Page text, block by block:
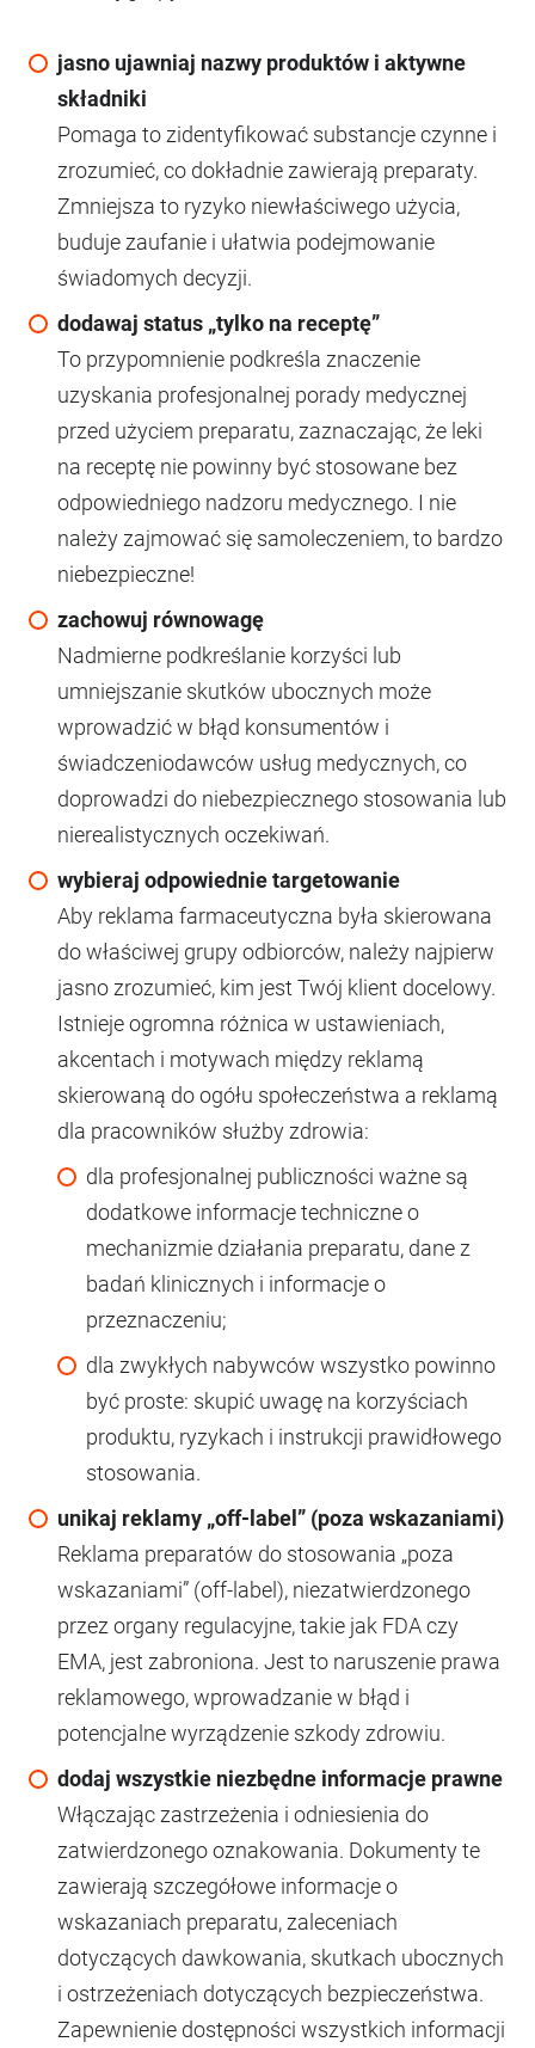
jasno ujawniaj nazwy produktów i aktywne
składniki
Pomaga to zidentyfikować substancje czynne i
zrozumieć, co dokładnie zawierają preparaty.
Zmniejsza to ryzyko niewłaściwego użycia,
buduje zaufanie i ułatwia podejmowanie
świadomych decyzji.
dodawaj status „tylko na receptę”
To przypomnienie podkreśla znaczenie
uzyskania profesjonalnej porady medycznej
przed użyciem preparatu, zaznaczając, że leki
na receptę nie powinny być stosowane bez
odpowiedniego nadzoru medycznego. I nie
należy zajmować się samoleczeniem, to bardzo
niebezpieczne!
zachowuj równowagę
Nadmierne podkreślanie korzyści lub
umniejszanie skutków ubocznych może
wprowadzić w błąd konsumentów i
świadczeniodawców usług medycznych, co
doprowadzi do niebezpiecznego stosowania lub
nierealistycznych oczekiwań.
wybieraj odpowiednie targetowanie
Aby reklama farmaceutyczna była skierowana
do właściwej grupy odbiorców, należy najpierw
jasno zrozumieć, kim jest Twój klient docelowy.
Istnieje ogromna różnica w ustawieniach,
akcentach i motywach między reklamą
skierowaną do ogółu społeczeństwa a reklamą
dla pracowników służby zdrowia:
dla profesjonalnej publiczności ważne są
dodatkowe informacje techniczne o
mechanizmie działania preparatu, dane z
badań klinicznych i informacje o
przeznaczeniu;
dla zwykłych nabywców wszystko powinno
być proste: skupić uwagę na korzyściach
produktu, ryzykach i instrukcji prawidłowego
stosowania.
unikaj reklamy „off-label” (poza wskazaniami)
Reklama preparatów do stosowania „poza
wskazaniami” (off-label), niezatwierdzonego
przez organy regulacyjne, takie jak FDA czy
EMA, jest zabroniona. Jest to naruszenie prawa
reklamowego, wprowadzanie w błąd i
potencjalne wyrządzenie szkody zdrowiu.
dodaj wszystkie niezbędne informacje prawne
Włączając zastrzeżenia i odniesienia do
zatwierdzonego oznakowania. Dokumenty te
zawierają szczegółowe informacje o
wskazaniach preparatu, zaleceniach
dotyczących dawkowania, skutkach ubocznych
i ostrzeżeniach dotyczących bezpieczeństwa.
Zapewnienie dostępności wszystkich informacji